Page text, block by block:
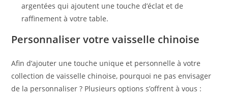
argentées qui ajoutent une touche d’éclat et de
raffinement à votre table.
Personnaliser votre vaisselle chinoise
Afin d’ajouter une touche unique et personnelle à votre
collection de vaisselle chinoise, pourquoi ne pas envisager
de la personnaliser ? Plusieurs options s’offrent à vous :